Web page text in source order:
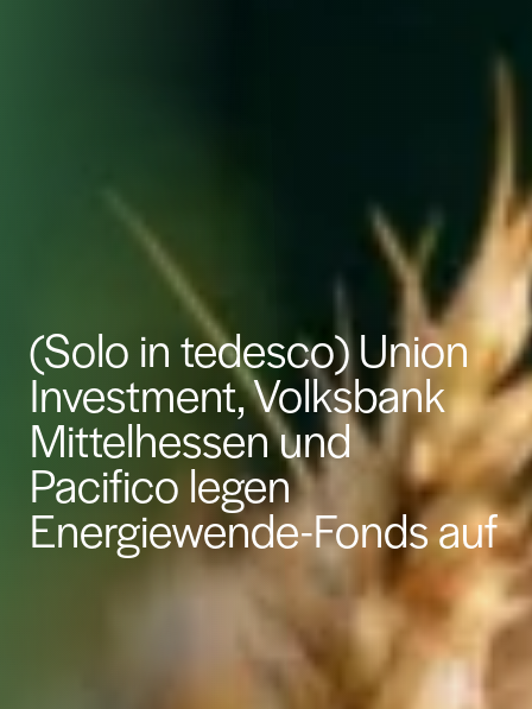
(Solo in tedesco) Union
Investment, Volksbank
Mittelhessen und
Pacifico legen
Energiewende-Fonds auf